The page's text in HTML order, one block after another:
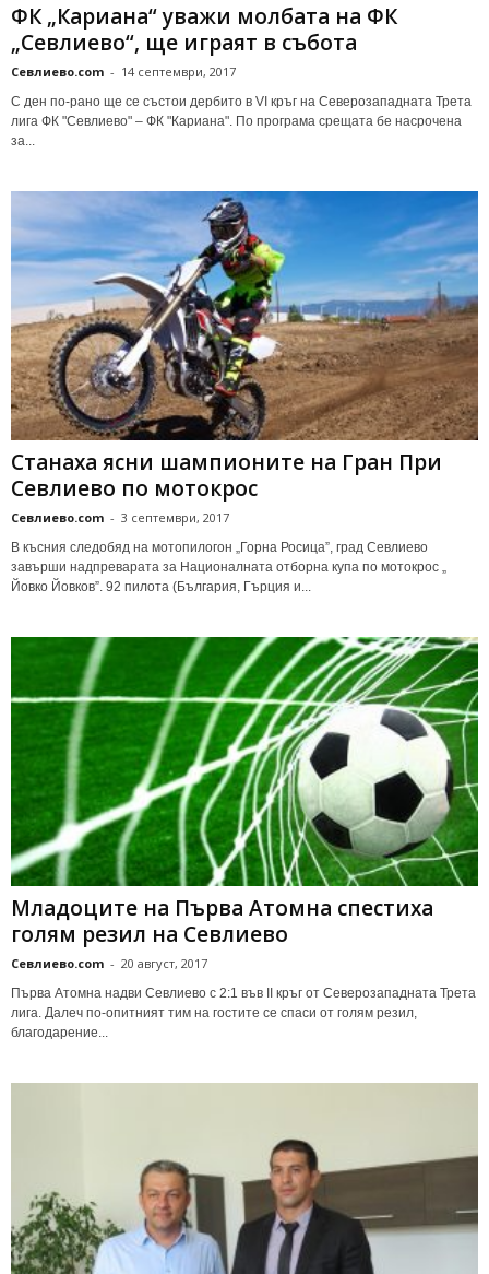
ФК „Кариана“ уважи молбата на ФК
„Севлиево“, ще играят в събота
Севлиево.com - 14 септември, 2017
С ден по-рано ще се състои дербито в VI кръг на Северозападната Трета
лига ФК "Севлиево" – ФК "Кариана". По програма срещата бе насрочена
за...
Станаха ясни шампионите на Гран При
Севлиево по мотокрос
Севлиево.com - 3 септември, 2017
В късния следобяд на мотопилогон „Горна Росица”, град Севлиево
завърши надпреварата за Националната отборна купа по мотокрос „
Йовко Йовков”. 92 пилота (България, Гърция и...
Младоците на Първа Атомна спестиха
голям резил на Севлиево
Севлиево.com - 20 август, 2017
Първа Атомна надви Севлиево с 2:1 във II кръг от Северозападната Трета
лига. Далеч по-опитният тим на гостите се спаси от голям резил,
благодарение...